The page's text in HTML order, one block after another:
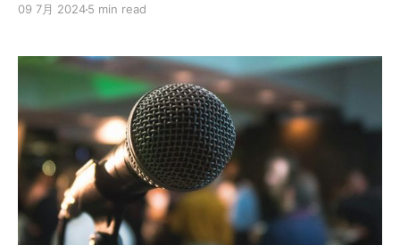
の会話。 長男 「え？お父さん、もしかしてまさかまだ
の学部生でそんなやついないよ。みんなOrbStack使って
る」 僕「みんなって。。嘘つけ」 — 石原淳也(Junya
Ishihara) (@jishiha) July 7, 2024 以前、Rancher
Desktopへの移行を試して、またDocker Desktopに戻
したりしていますが、懲りずに今度はOrbStackへの移行
を試してみようと思います。 昨年に話題になってたみた
いですが、残念がら知りませんでした。 OrbStackの良
いところは、Docker Desktopとの共存が出来て切り替
えが簡単なところです。 ちなみにビジネス利用の場合は
09 7月 20245 min read